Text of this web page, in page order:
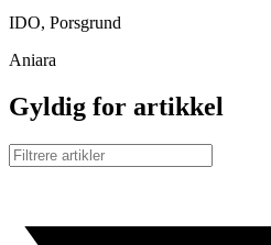
IDO, Porsgrund
Aniara
Gyldig for artikkel